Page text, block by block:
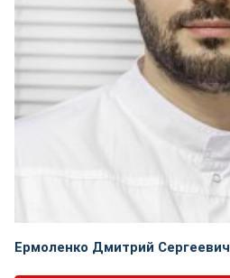
Ермоленко Дмитрий Сергеевич